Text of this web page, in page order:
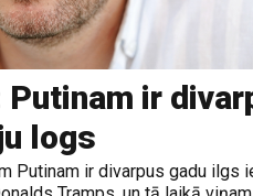
ir
logs
Putinam ir divarpus gadu ilgs